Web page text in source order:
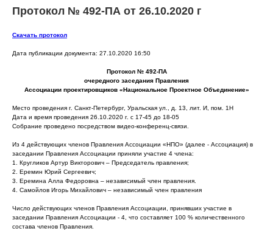
Протокол № 492-ПА от 26.10.2020 г
Скачать протокол
Дата публикации документа: 27.10.2020 16:50
Протокол № 492-ПА
очередного заседания Правления
Ассоциации проектировщиков «Национальное Проектное Объединение»
Место проведения г. Санкт-Петербург, Уральская ул., д. 13, лит. И, пом. 1Н
Дата и время проведения 26.10.2020 г. с 17-45 до 18-05
Собрание проведено посредством видео-конференц-связи.
Из 4 действующих членов Правления Ассоциации «НПО» (далее - Ассоциация) в
заседании Правления Ассоциации приняли участие 4 члена:
1. Кругликов Артур Викторович – Председатель правления;
2. Еремин Юрий Сергеевич;
3. Еремина Алла Федоровна – независимый член правления.
4. Самойлов Игорь Михайлович – независимый член правления
Число действующих членов Правления Ассоциации, принявших участие в
заседании Правления Ассоциации - 4, что составляет 100 % количественного
состава членов Правления.